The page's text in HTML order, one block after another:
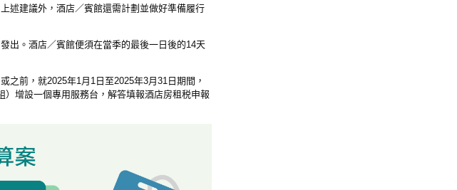
述建議外，酒店／賓館還需計劃並做好準備履行
出。酒店／賓館便須在當季的最後一日後的14天
之前，就2025年1月1日至2025年3月31日期間，
增設一個專用服務台，解答填報酒店房租税申報